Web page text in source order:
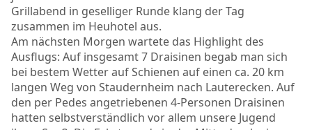
Grillabend in geselliger Runde klang der Tag
zusammen im Heuhotel aus.
Am nächsten Morgen wartete das Highlight des
Ausflugs: Auf insgesamt 7 Draisinen begab man sich
bei bestem Wetter auf Schienen auf einen ca. 20 km
langen Weg von Staudernheim nach Lauterecken. Auf
den per Pedes angetriebenen 4-Personen Draisinen
hatten selbstverständlich vor allem unsere Jugend